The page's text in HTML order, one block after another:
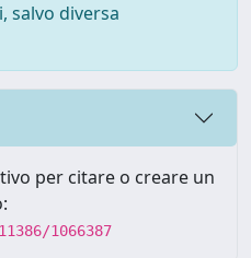
salvo diversa
per citare o creare un
1066387